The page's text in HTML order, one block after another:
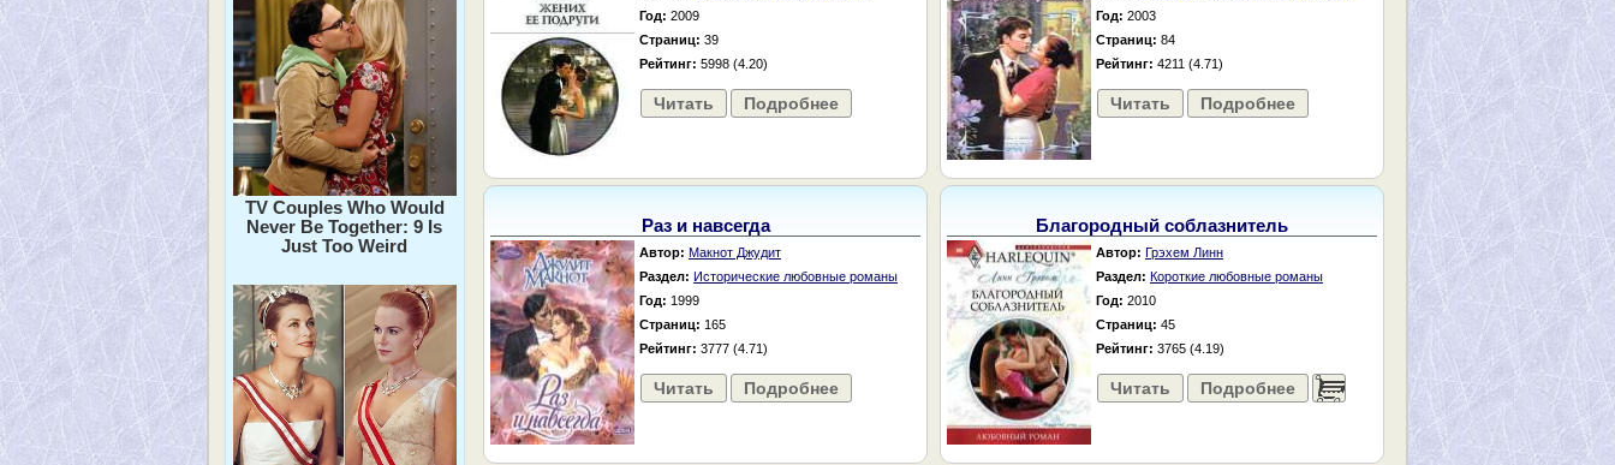
TV Couples Who Would
Never Be Together: 9 Is
Just Too Weird
Год: 2009
Страниц: 39
Рейтинг: 5998 (4.20)
Читать Подробнее
Год: 2003
Страниц: 84
Рейтинг: 4211 (4.71)
Читать Подробнее
Раз и навсегда
Автор: Макнот Джудит
Раздел: Исторические любовные романы
Год: 1999
Страниц: 165
Рейтинг: 3777 (4.71)
Читать Подробнее
Благородный соблазнитель
Автор: Грэхем Линн
Раздел: Короткие любовные романы
Год: 2010
Страниц: 45
Рейтинг: 3765 (4.19)
Читать Подробнее ......